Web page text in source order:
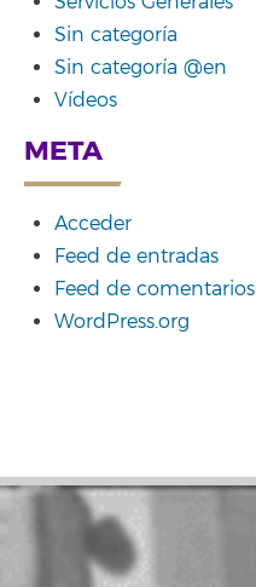
Sin categoría
Sin categoría @en
Vídeos
META
Acceder
Feed de entradas
Feed de comentarios
WordPress.org